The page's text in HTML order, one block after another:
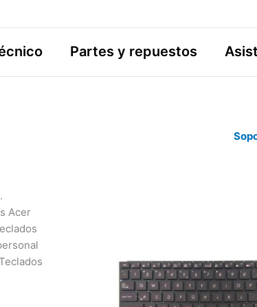
Partes y repuestos
Acer